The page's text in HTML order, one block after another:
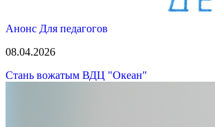
Анонс Для педагогов
08.04.2026
Стань вожатым ВДЦ "Океан"